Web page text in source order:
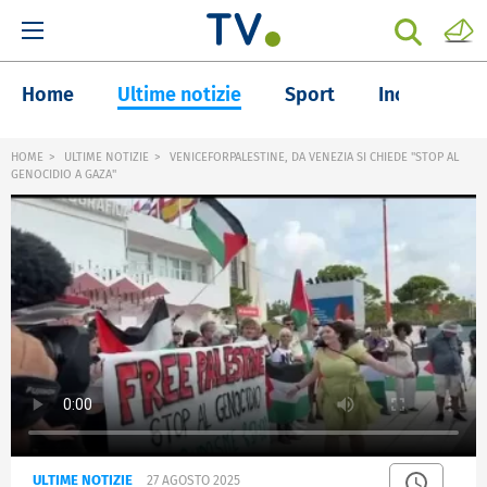
Home Ultime notizie Sport Inchieste
HOME ULTIME NOTIZIE
VENICEFORPALESTINE, DA VENEZIA SI CHIEDE "STOP AL
GENOCIDIO A GAZA"
ULTIME NOTIZIE 27 AGOSTO 2025